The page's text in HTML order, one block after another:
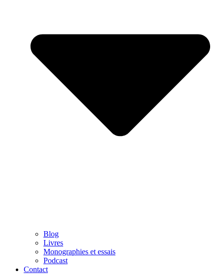
Blog
Livres
Monographies et essais
Podcast
Contact